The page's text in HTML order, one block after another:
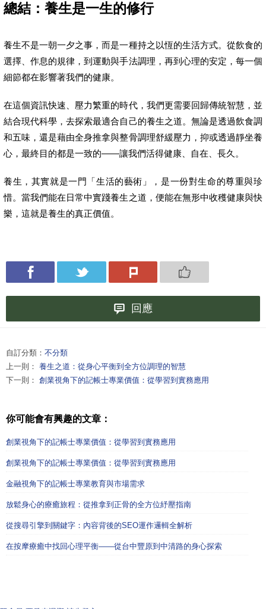
總結：養生是一生的修行
養生不是一朝一夕之事，而是一種持之以恆的生活方式。從飲食的
選擇、作息的規律，到運動與手法調理，再到心理的安定，每一個
細節都在影響著我們的健康。
在這個資訊快速、壓力繁重的時代，我們更需要回歸傳統智慧，並
結合現代科學，去探索最適合自己的養生之道。無論是透過飲食調
和五味，還是藉由全身推拿與整骨調理舒緩壓力，抑或透過靜坐養
心，最終目的都是一致的——讓我們活得健康、自在、長久。
養生，其實就是一門「生活的藝術」，是一份對生命的尊重與珍
惜。當我們能在日常中實踐養生之道，便能在無形中收穫健康與快
樂，這就是養生的真正價值。
回應
自訂分類： 不分類
上一則： 養生之道：從身心平衡到全方位調理的智慧
下一則： 創業視角下的記帳士專業價值：從學習到實務應用
你可能會有興趣的文章：
創業視角下的記帳士專業價值：從學習到實務應用
創業視角下的記帳士專業價值：從學習到實務應用
金融視角下的記帳士專業教育與市場需求
放鬆身心的療癒旅程：從推拿到正骨的全方位紓壓指南
從搜尋引擎到關鍵字：內容背後的SEO運作邏輯全解析
在按摩療癒中找回心理平衡——從台中豐原到中清路的身心探索